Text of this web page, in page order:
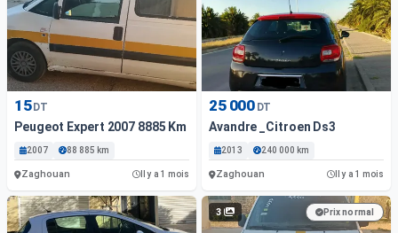
15DT
Peugeot Expert 2007 8885 Km
2007 88 885 km
Zaghouan Il y a 1 mois
25 000 DT
Avandre _Citroen Ds3
2013 240 000 km
Zaghouan Il y a 1 mois
3 Prix normal